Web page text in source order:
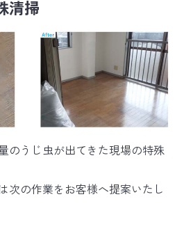
清掃
のうじ虫が出てきた現場の特殊
次の作業をお客様へ提案いたし